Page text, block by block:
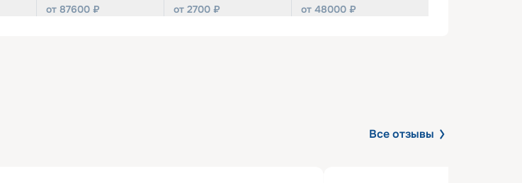
от 87600 ₽ от 2700 ₽ от 48000 ₽
Все отзывы